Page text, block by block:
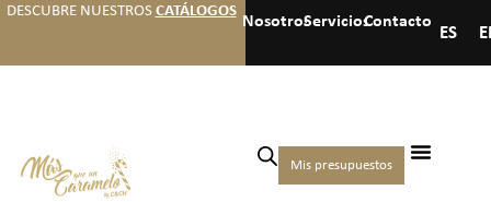
DESCUBRE NUESTROS CATÁLOGOS
NosotrosServiciosContacto
ES
Mis presupuestos
Inicio/
Frutos secos y
snacks/Snacks
BOLSA DE PALOMITAS